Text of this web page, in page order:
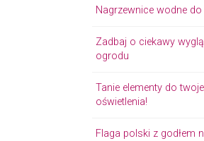
Nagrzewnice wodne do
Zadbaj o ciekawy
ogrodu
Tanie elementy do
oświetlenia!
Flaga polski z godłem